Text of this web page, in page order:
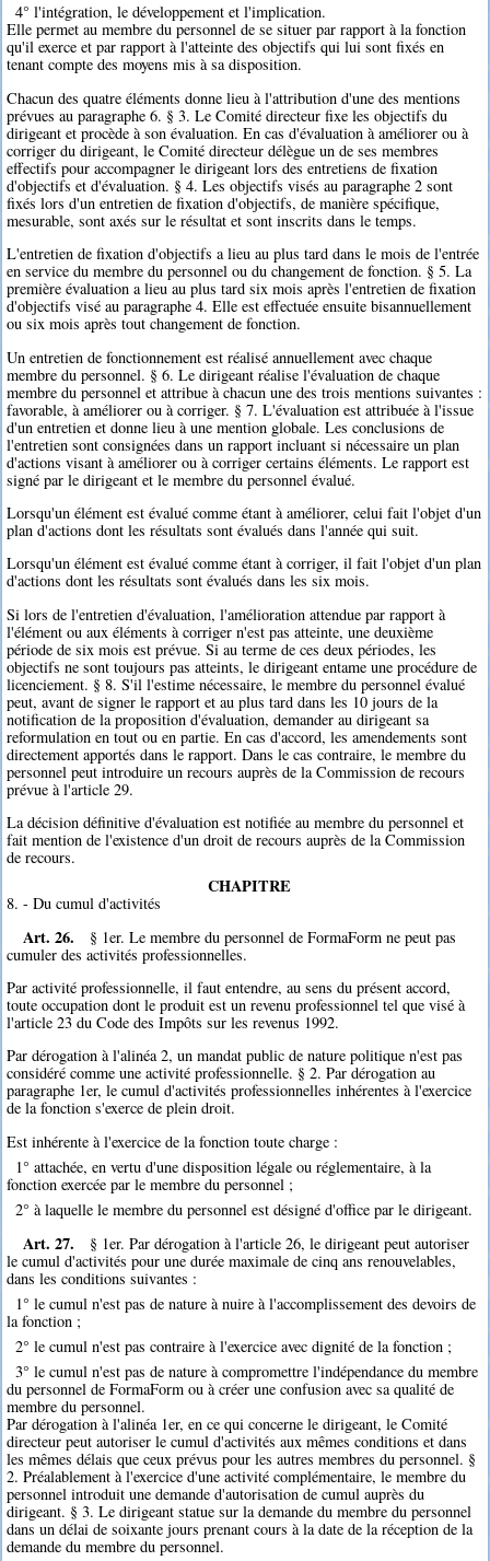
4° l'intégration, le développement et l'implication.
Elle permet au membre du personnel de se situer par rapport à la fonction
qu'il exerce et par rapport à l'atteinte des objectifs qui lui sont fixés en
tenant compte des moyens mis à sa disposition.
Chacun des quatre éléments donne lieu à l'attribution d'une des mentions
prévues au paragraphe 6. § 3. Le Comité directeur fixe les objectifs du
dirigeant et procède à son évaluation. En cas d'évaluation à améliorer ou à
corriger du dirigeant, le Comité directeur délègue un de ses membres
effectifs pour accompagner le dirigeant lors des entretiens de fixation
d'objectifs et d'évaluation. § 4. Les objectifs visés au paragraphe 2 sont
fixés lors d'un entretien de fixation d'objectifs, de manière spécifique,
mesurable, sont axés sur le résultat et sont inscrits dans le temps.
L'entretien de fixation d'objectifs a lieu au plus tard dans le mois de l'entrée
en service du membre du personnel ou du changement de fonction. § 5. La
première évaluation a lieu au plus tard six mois après l'entretien de fixation
d'objectifs visé au paragraphe 4. Elle est effectuée ensuite bisannuellement
ou six mois après tout changement de fonction.
Un entretien de fonctionnement est réalisé annuellement avec chaque
membre du personnel. § 6. Le dirigeant réalise l'évaluation de chaque
membre du personnel et attribue à chacun une des trois mentions suivantes :
favorable, à améliorer ou à corriger. § 7. L'évaluation est attribuée à l'issue
d'un entretien et donne lieu à une mention globale. Les conclusions de
l'entretien sont consignées dans un rapport incluant si nécessaire un plan
d'actions visant à améliorer ou à corriger certains éléments. Le rapport est
signé par le dirigeant et le membre du personnel évalué.
Lorsqu'un élément est évalué comme étant à améliorer, celui fait l'objet d'un
plan d'actions dont les résultats sont évalués dans l'année qui suit.
Lorsqu'un élément est évalué comme étant à corriger, il fait l'objet d'un plan
d'actions dont les résultats sont évalués dans les six mois.
Si lors de l'entretien d'évaluation, l'amélioration attendue par rapport à
l'élément ou aux éléments à corriger n'est pas atteinte, une deuxième
période de six mois est prévue. Si au terme de ces deux périodes, les
objectifs ne sont toujours pas atteints, le dirigeant entame une procédure de
licenciement. § 8. S'il l'estime nécessaire, le membre du personnel évalué
peut, avant de signer le rapport et au plus tard dans les 10 jours de la
notification de la proposition d'évaluation, demander au dirigeant sa
reformulation en tout ou en partie. En cas d'accord, les amendements sont
directement apportés dans le rapport. Dans le cas contraire, le membre du
personnel peut introduire un recours auprès de la Commission de recours
prévue à l'article 29.
La décision définitive d'évaluation est notifiée au membre du personnel et
fait mention de l'existence d'un droit de recours auprès de la Commission
de recours.
CHAPITRE
8. - Du cumul d'activités
Art. 26.
§ 1er. Le membre du personnel de FormaForm ne peut pas
cumuler des activités professionnelles.
Par activité professionnelle, il faut entendre, au sens du présent accord,
toute occupation dont le produit est un revenu professionnel tel que visé à
l'article 23 du Code des Impôts sur les revenus 1992.
Par dérogation à l'alinéa 2, un mandat public de nature politique n'est pas
considéré comme une activité professionnelle. § 2. Par dérogation au
paragraphe 1er, le cumul d'activités professionnelles inhérentes à l'exercice
de la fonction s'exerce de plein droit.
Est inhérente à l'exercice de la fonction toute charge :
1° attachée, en vertu d'une disposition légale ou réglementaire, à la
fonction exercée par le membre du personnel ;
2° à laquelle le membre du personnel est désigné d'office par le dirigeant.
Art. 27.
§ 1er. Par dérogation à l'article 26, le dirigeant peut autoriser
le cumul d'activités pour une durée maximale de cinq ans renouvelables,
dans les conditions suivantes :
1° le cumul n'est pas de nature à nuire à l'accomplissement des devoirs de
la fonction ;
2° le cumul n'est pas contraire à l'exercice avec dignité de la fonction ;
3° le cumul n'est pas de nature à compromettre l'indépendance du membre
du personnel de FormaForm ou à créer une confusion avec sa qualité de
membre du personnel.
Par dérogation à l'alinéa 1er, en ce qui concerne le dirigeant, le Comité
directeur peut autoriser le cumul d'activités aux mêmes conditions et dans
les mêmes délais que ceux prévus pour les autres membres du personnel. §
2. Préalablement à l'exercice d'une activité complémentaire, le membre du
personnel introduit une demande d'autorisation de cumul auprès du
dirigeant. § 3. Le dirigeant statue sur la demande du membre du personnel
dans un délai de soixante jours prenant cours à la date de la réception de la
demande du membre du personnel.